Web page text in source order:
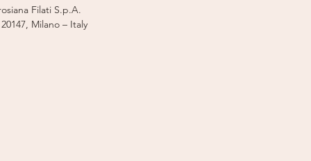
Filati S.p.A.
Milano – Italy